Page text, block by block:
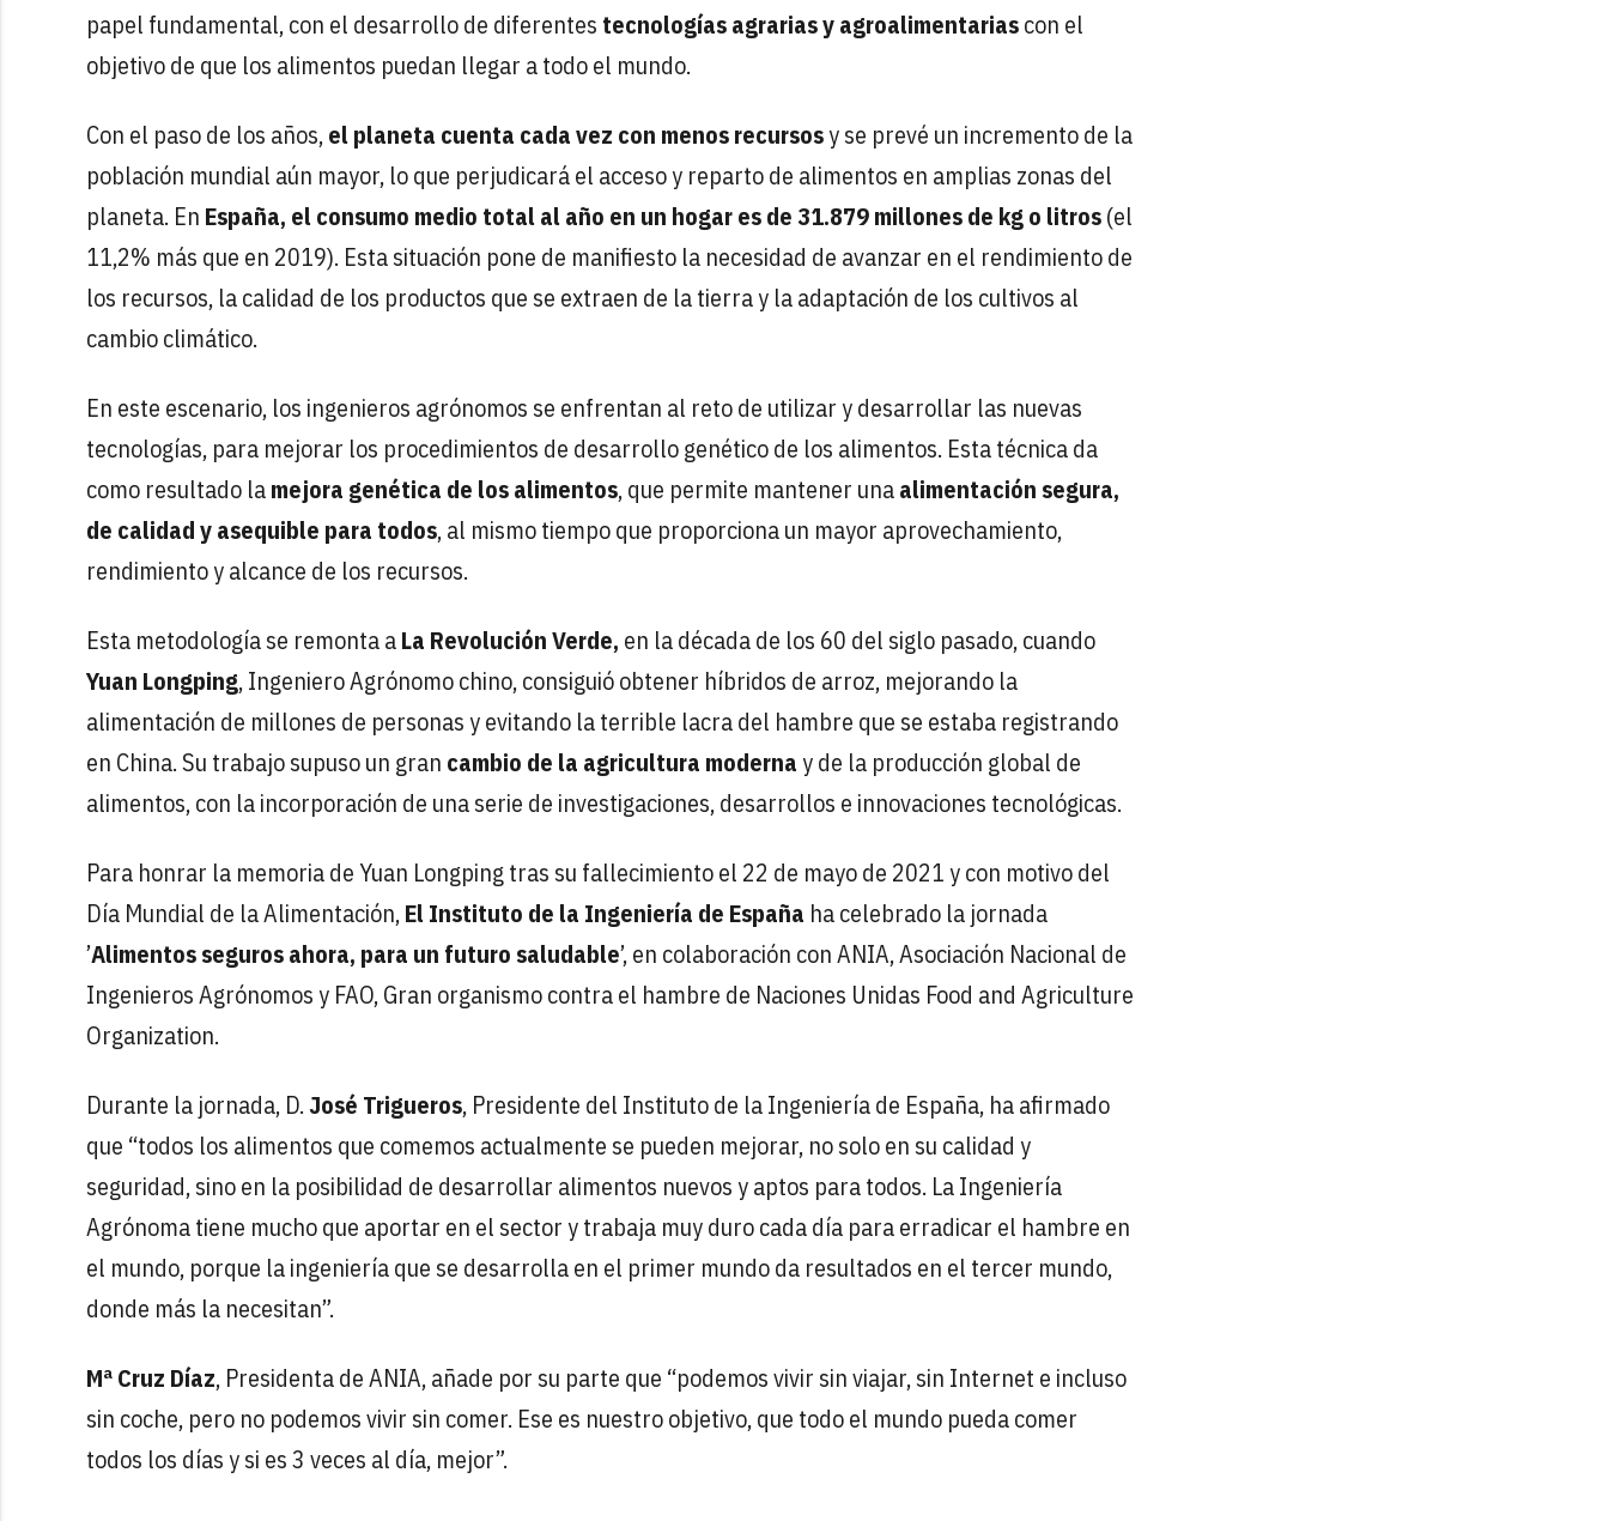
papel fundamental, con el desarrollo de diferentes tecnologías agrarias y agroalimentariascon el
objetivo de que los alimentos puedan llegar a todo el mundo.
Con el paso de los años,el planeta cuenta cada vez con menos recursosy se prevé un incremento de la
población mundial aún mayor, lo que perjudicará el acceso y reparto de alimentos en amplias zonas del
planeta. En España, el consumo medio total al año en un hogar es de 31.879 millones de kg o litros(el
11,2% más que en 2019). Esta situación pone de manifiesto la necesidad de avanzar en el rendimiento de
los recursos, la calidad de los productos que se extraen de la tierra y la adaptación de los cultivos al
cambio climático.
En este escenario, los ingenieros agrónomos se enfrentan al reto de utilizar y desarrollar las nuevas
tecnologías, para mejorar los procedimientos de desarrollo genético de los alimentos. Esta técnica da
como resultado lamejora genética de los alimentos, que permite mantener unaalimentación segura,
de calidad y asequible para todos, al mismo tiempo que proporciona un mayor aprovechamiento,
rendimiento y alcance de los recursos.
Esta metodología se remonta aLa Revolución Verde, en la década de los 60 del siglo pasado, cuando
Yuan Longping, Ingeniero Agrónomo chino, consiguió obtener híbridos de arroz, mejorando la
alimentación de millones de personas y evitando la terrible lacra del hambre que se estaba registrando
en China. Su trabajo supuso un gran cambio de la agricultura modernay de la producción global de
alimentos, con la incorporación de una serie de investigaciones, desarrollos e innovaciones tecnológicas.
Para honrar la memoria de Yuan Longping tras su fallecimiento el 22 de mayo de 2021 y con motivo del
Día Mundial de la Alimentación,ElInstituto de la Ingeniería de España ha celebrado la jornada
’Alimentos seguros ahora, para un futuro saludable’, en colaboración con ANIA, Asociación Nacional de
Ingenieros Agrónomos y FAO, Gran organismo contra el hambre de Naciones Unidas Food and Agriculture
Organization.
Durante la jornada, D.José Trigueros, Presidente del Instituto de la Ingeniería de España, ha afirmado
que “todos los alimentos que comemos actualmente se pueden mejorar, no solo en su calidad y
seguridad, sino en la posibilidad de desarrollar alimentos nuevos y aptos para todos. La Ingeniería
Agrónoma tiene mucho que aportar en el sector y trabaja muy duro cada día para erradicar el hambre en
el mundo, porque la ingeniería que se desarrolla en el primer mundo da resultados en el tercer mundo,
donde más la necesitan”.
Mª Cruz Díaz, Presidenta de ANIA, añade por su parte que “podemos vivir sin viajar, sin Internet e incluso
sin coche, pero no podemos vivir sin comer. Ese es nuestro objetivo, que todo el mundo pueda comer
todos los días y si es 3 veces al día, mejor”.